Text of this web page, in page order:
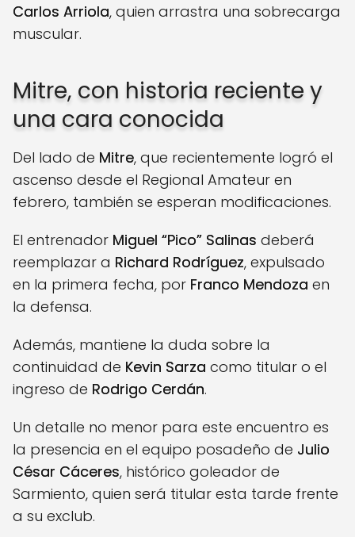
Carlos Arriola, quien arrastra una sobrecarga
muscular.
Mitre, con historia reciente y
una cara conocida
Del lado de Mitre, que recientemente logró el
ascenso desde el Regional Amateur en
febrero, también se esperan modificaciones.
El entrenador Miguel “Pico” Salinas deberá
reemplazar a Richard Rodríguez, expulsado
en la primera fecha, por Franco Mendoza en
la defensa.
Además, mantiene la duda sobre la
continuidad de Kevin Sarza como titular o el
ingreso de Rodrigo Cerdán.
Un detalle no menor para este encuentro es
la presencia en el equipo posadeño de Julio
César Cáceres, histórico goleador de
Sarmiento, quien será titular esta tarde frente
a su exclub.